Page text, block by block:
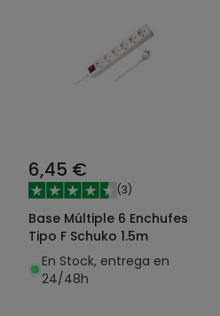
6,45 €
(3)
Base Múltiple 6 Enchufes
Tipo F Schuko 1.5m
En Stock, entrega en
24/48h